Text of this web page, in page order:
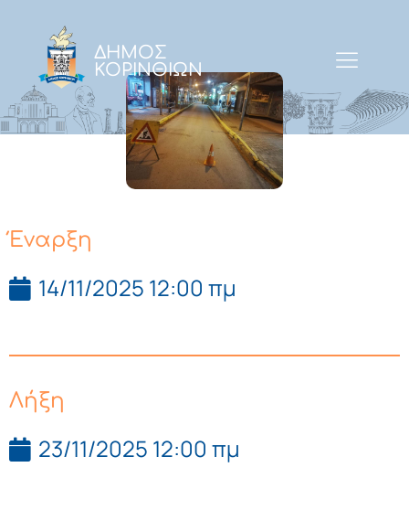
ΔΗΜΟΣ
ΚΟΡΙΝΘΙΩΝ
Έναρξη
14/11/2025 12:00 πμ
Λήξη
23/11/2025 12:00 πμ